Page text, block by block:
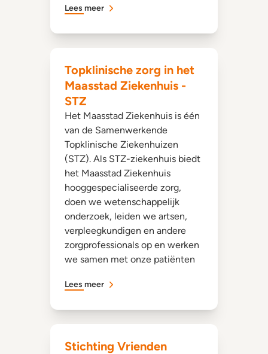
Lees meer
Topklinische zorg in het
Maasstad Ziekenhuis -
STZ
Het Maasstad Ziekenhuis is één
van de Samenwerkende
Topklinische Ziekenhuizen
(STZ). Als STZ-ziekenhuis biedt
het Maasstad Ziekenhuis
hooggespecialiseerde zorg,
doen we wetenschappelijk
onderzoek, leiden we artsen,
verpleegkundigen en andere
zorgprofessionals op en werken
we samen met onze patiënten
Lees meer
Stichting Vrienden